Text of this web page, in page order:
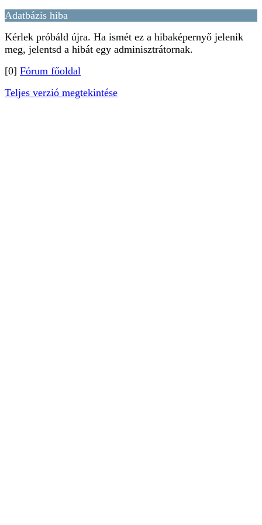
Adatbázis hiba
Kérlek próbáld újra. Ha ismét ez a hibaképernyő jelenik
meg, jelentsd a hibát egy adminisztrátornak.
[0] Fórum főoldal
Teljes verzió megtekintése